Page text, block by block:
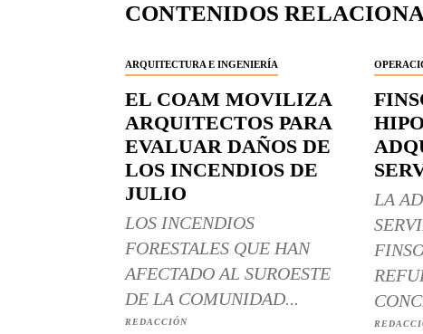
CONTENIDOS
ARQUITECTURA E INGENIERÍA
EL COAM MOVILIZA
ARQUITECTOS PARA
EVALUAR DAÑOS DE
LOS INCENDIOS DE
JULIO
LOS INCENDIOS
FORESTALES QUE HAN
AFECTADO AL SUROESTE
DE LA COMUNIDAD...
REDACCIÓN
LA